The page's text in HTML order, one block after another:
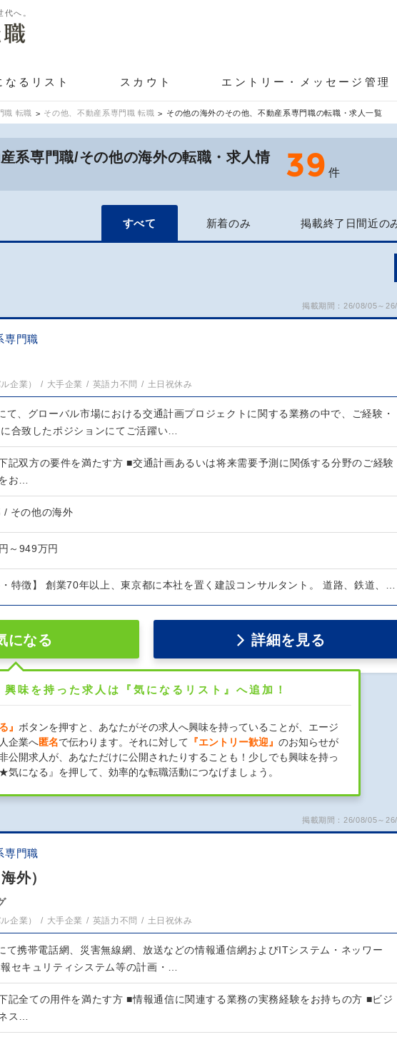
へ。
なるリスト スカウト エントリー・メッセージ管理
職 転職 その他、不動産系専門職 転職 その他の海外のその他、不動産系専門職の転職・求人一覧
系専門職/その他の海外の転職・求人情
39 件
すべて 新着のみ 掲載終了日間近の
掲載期間：26/08/05～
専門職
企業） 大手企業 英語力不問 土日祝休み
て、グローバル市場における交通計画プロジェクトに関する業務の中で、ご経験・
合致したポジションにてご活躍い…
記双方の要件を満たす方 ■交通計画あるいは将来需要予測に関係する分野のご経験
お…
/ その他の海外
～949万円
・特徴】 創業70年以上、東京都に本社を置く建設コンサルタント。 道路、鉄道、…
になる 詳細を見る
興味を持った求人は『気になるリスト』へ追加！
』 ボタンを押すと、あなたがその求人へ興味を持っていることが、エージ
企業へ匿名で伝わります。それに対して 『エントリー歓迎』 のお知らせが
公開求人が、あなただけに公開されたりすることも！少しでも興味を持っ
気になる』を押して、効率的な転職活動につなげましょう。
掲載期間：26/08/05～
専門職
外）
企業） 大手企業 英語力不問 土日祝休み
て携帯電話網、災害無線網、放送などの情報通信網およびITシステム・ネッワー
セキュリティシステム等の計画・…
記全ての用件を満たす方 ■情報通信に関連する業務の実務経験をお持ちの方 ■ビジ
ス…